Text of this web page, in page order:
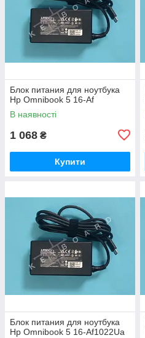
Блок питания для ноутбука
Hp Omnibook 5 16-Af
В наявності
1 068 ₴
Купити
Блок питания для ноутбука
Hp Omnibook 5 16-Af1022Ua